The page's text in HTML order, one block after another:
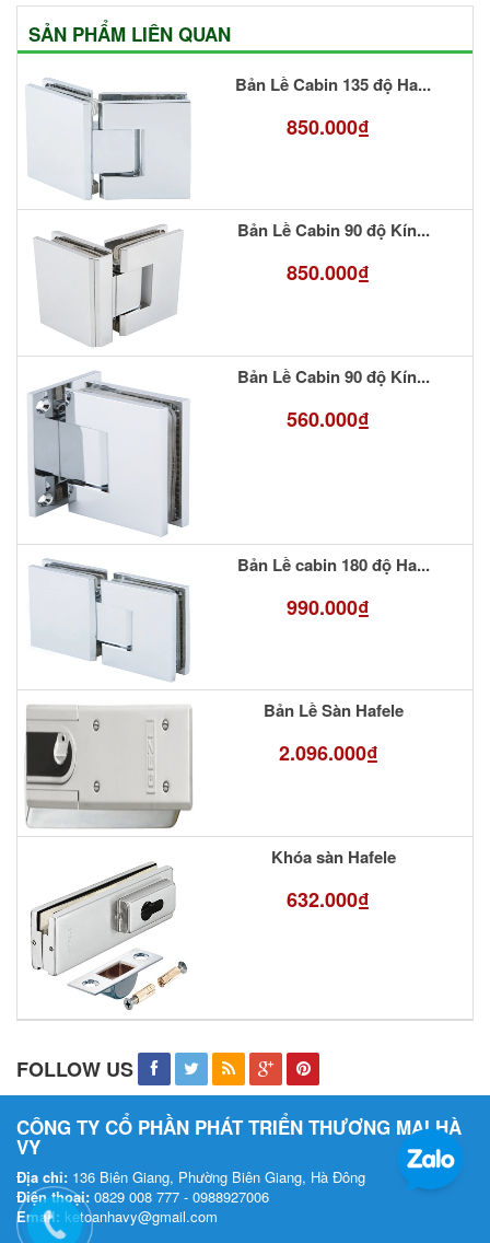
SẢN PHẨM LIÊN QUAN
Bản Lề Cabin 135 độ Ha...
850.000₫
Bản Lề Cabin 90 độ Kín...
850.000₫
Bản Lề Cabin 90 độ Kín...
560.000₫
Bản Lề cabin 180 độ Ha...
990.000₫
Bản Lề Sàn Hafele
2.096.000₫
Khóa sàn Hafele
632.000₫
FOLLOW US
CÔNG TY CỔ PHẦN PHÁT TRIỂN THƯƠNG MẠI HÀ
VY
Địa chỉ: 136 Biên Giang, Phường Biên Giang, Hà Đông
Điện thoại: 0829 008 777 - 0988927006
Email: ketoanhavy@gmail.com